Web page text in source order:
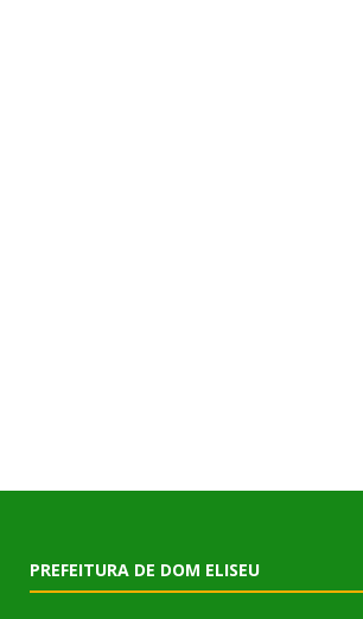
PREFEITURA DE DOM ELISEU